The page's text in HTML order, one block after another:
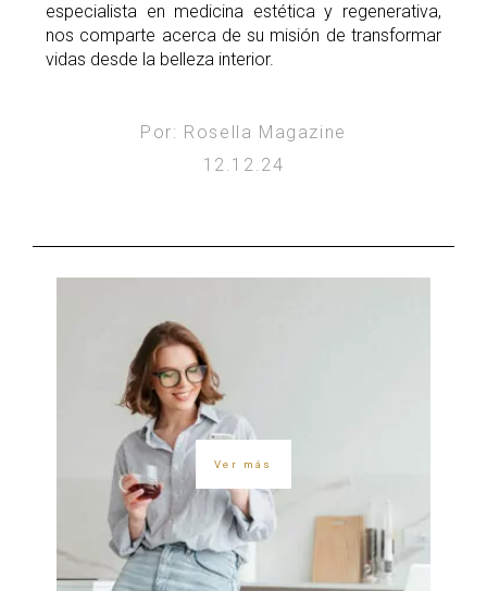
especialista en medicina estética y regenerativa,
nos comparte acerca de su misión de transformar
vidas desde la belleza interior.
Por: Rosella Magazine
12.12.24
Ver más